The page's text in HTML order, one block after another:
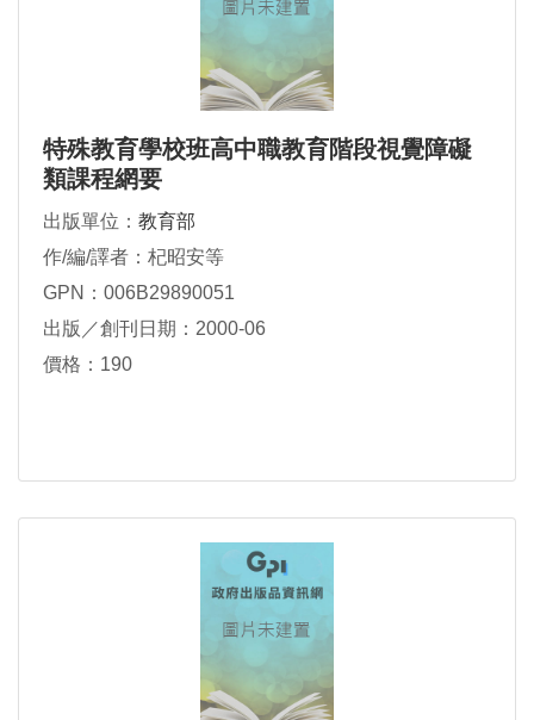
特殊教育學校班高中職教育階段視覺障礙
類課程網要
出版單位： 教育部
作/編/譯者：杞昭安等
GPN：006B29890051
出版／創刊日期：2000-06
價格：190